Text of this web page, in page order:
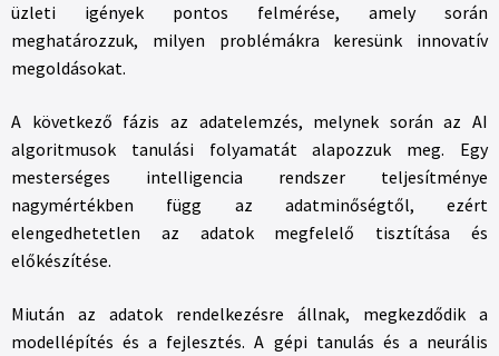
üzleti igények pontos felmérése, amely során
meghatározzuk, milyen problémákra keresünk innovatív
megoldásokat.
A következő fázis az adatelemzés, melynek során az AI
algoritmusok tanulási folyamatát alapozzuk meg. Egy
mesterséges intelligencia rendszer teljesítménye
nagymértékben függ az adatminőségtől, ezért
elengedhetetlen az adatok megfelelő tisztítása és
előkészítése.
Miután az adatok rendelkezésre állnak, megkezdődik a
modellépítés és a fejlesztés. A gépi tanulás és a neurális